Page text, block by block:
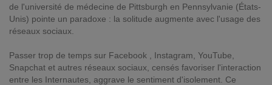
de l'université de médecine de Pittsburgh en Pennsylvanie (États-
Unis) pointe un paradoxe : la solitude augmente avec l'usage des
réseaux sociaux.
Passer trop de temps sur Facebook , Instagram, YouTube,
Snapchat et autres réseaux sociaux, censés favoriser l'interaction
entre les Internautes, aggrave le sentiment d'isolement. Ce